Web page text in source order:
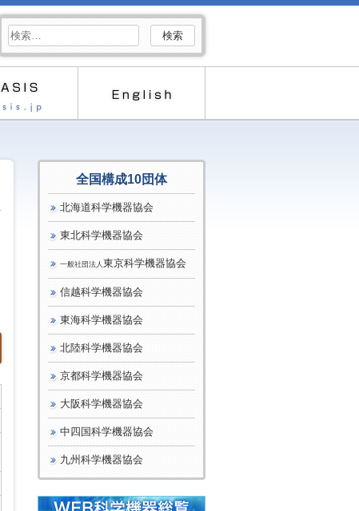
索:
全国構成10団体
北海道科学機器協会
東北科学機器協会
一般社団法人 東京科学機器協会
信越科学機器協会
東海科学機器協会
北陸科学機器協会
京都科学機器協会
大阪科学機器協会
中四国科学機器協会
九州科学機器協会